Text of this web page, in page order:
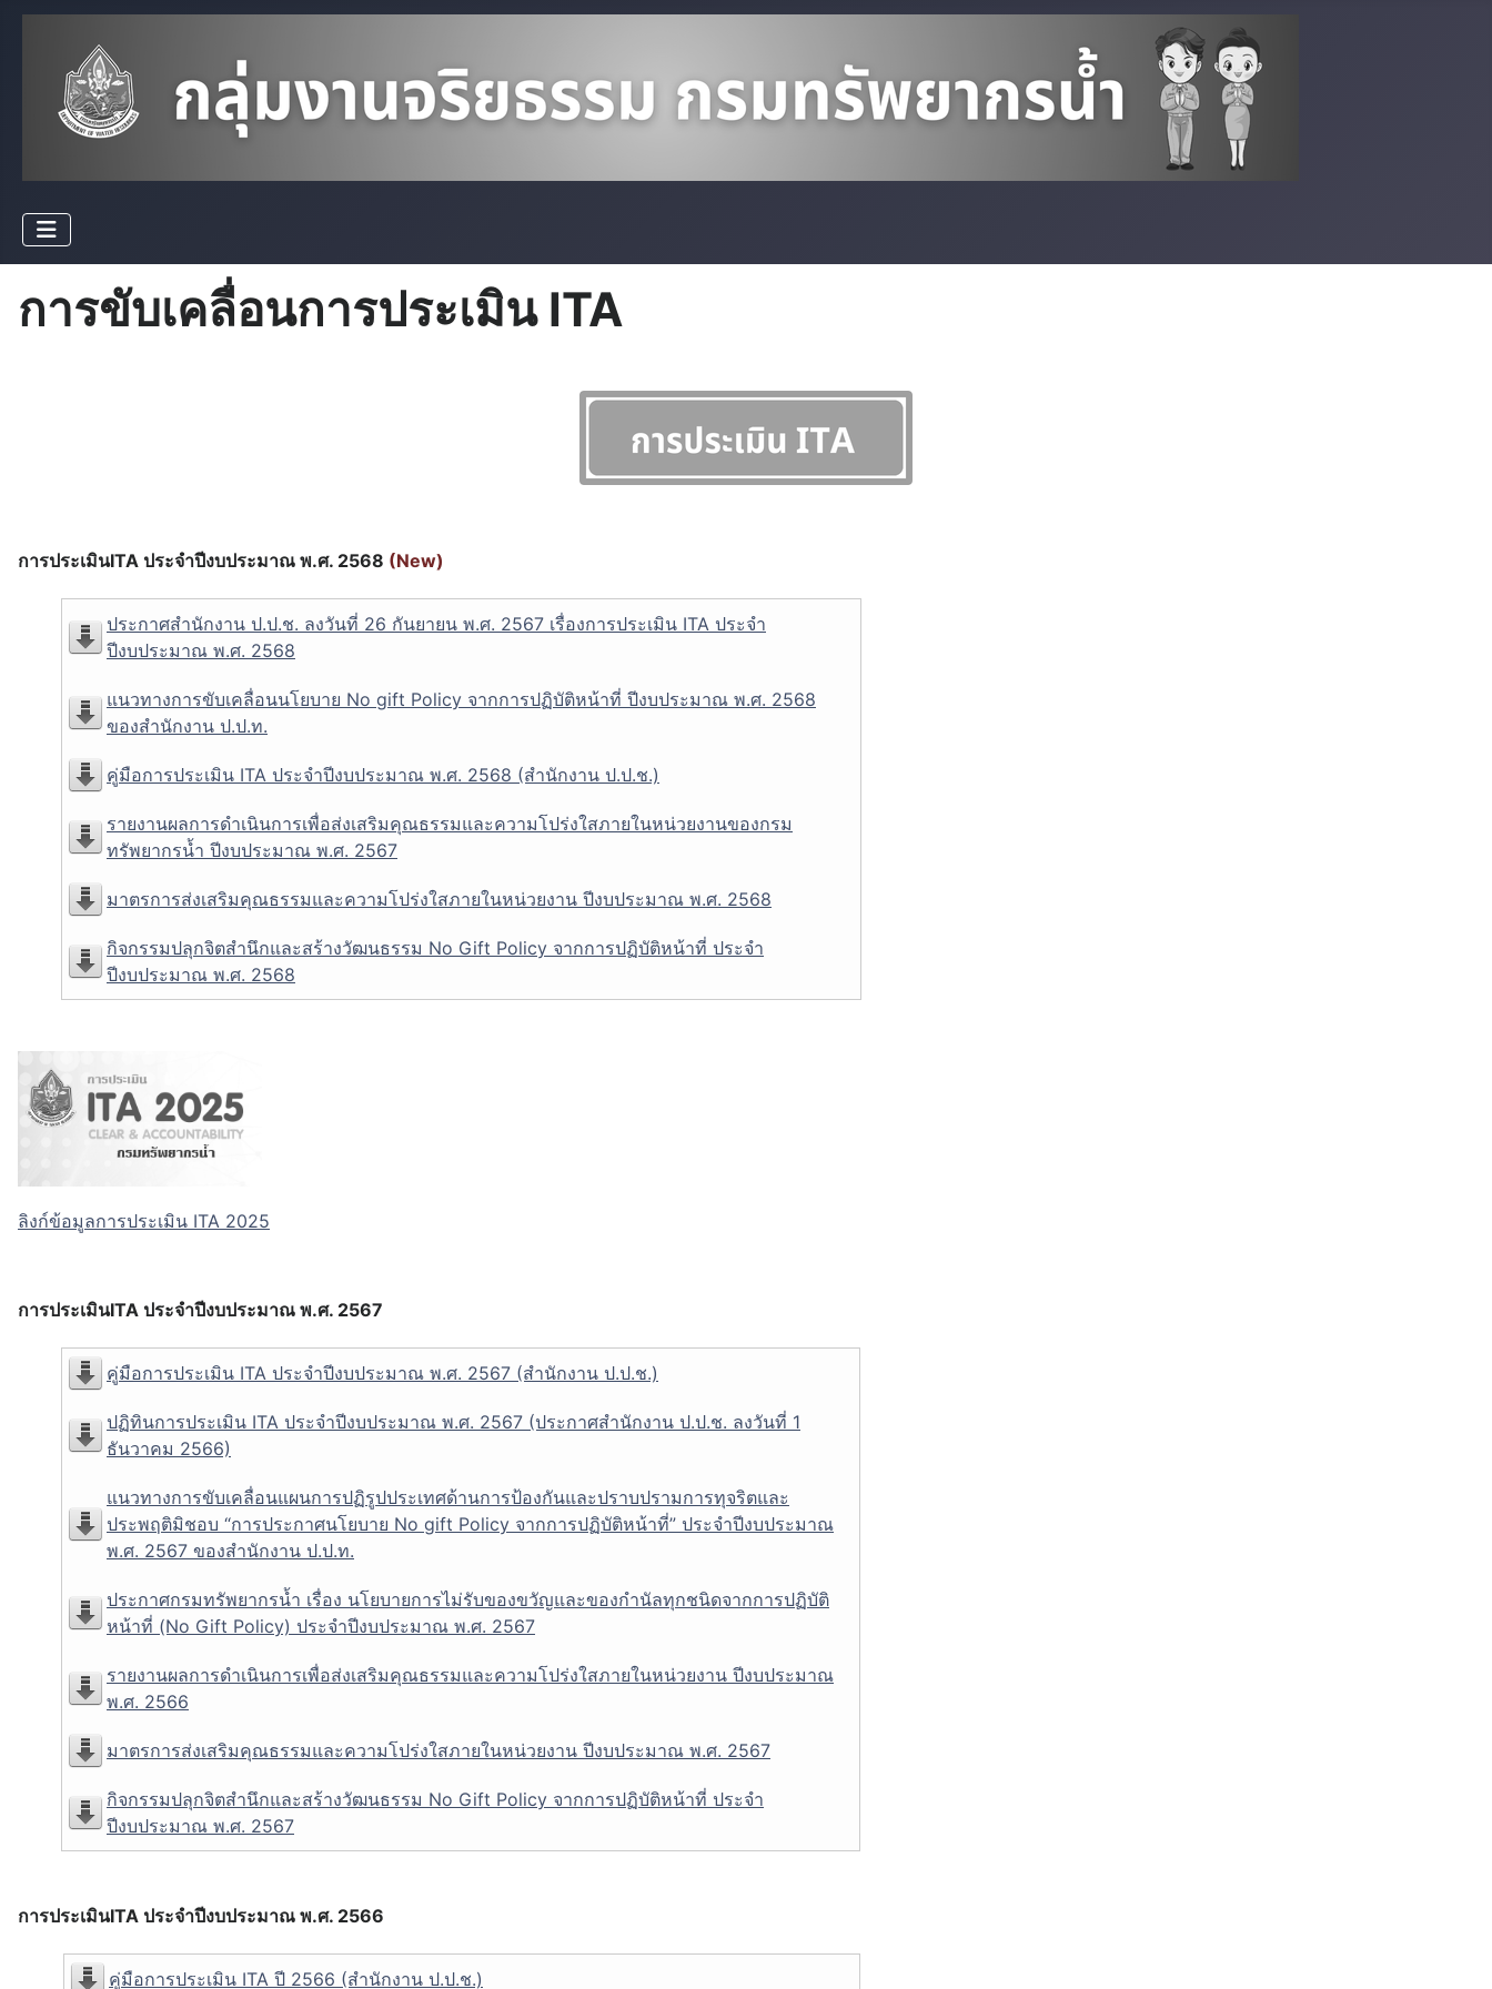
การขับเคลื่อนการประเมิน ITA
การประเมินITA ประจำปีงบประมาณ พ.ศ. 2568 (New)
ประกาศสำนักงาน ป.ป.ช. ลงวันที่ 26 กันยายน พ.ศ. 2567 เรื่องการประเมิน ITA ประจำ
ปีงบประมาณ พ.ศ. 2568
แนวทางการขับเคลื่อนนโยบาย No gift Policy จากการปฏิบัติหน้าที่ ปีงบประมาณ พ.ศ. 2568
ของสำนักงาน ป.ป.ท.
คู่มือการประเมิน ITA ประจำปีงบประมาณ พ.ศ. 2568 (สำนักงาน ป.ป.ช.)
รายงานผลการดำเนินการเพื่อส่งเสริมคุณธรรมและความโปร่งใสภายในหน่วยงานของกรม
ทรัพยากรน้ำ ปีงบประมาณ พ.ศ. 2567
มาตรการส่งเสริมคุณธรรมและความโปร่งใสภายในหน่วยงาน ปีงบประมาณ พ.ศ. 2568
กิจกรรมปลุกจิตสำนึกและสร้างวัฒนธรรม No Gift Policy จากการปฏิบัติหน้าที่ ประจำ
ปีงบประมาณ พ.ศ. 2568
ลิงก์ข้อมูลการประเมิน ITA 2025
การประเมินITA ประจำปีงบประมาณ พ.ศ. 2567
คู่มือการประเมิน ITA ประจำปีงบประมาณ พ.ศ. 2567 (สำนักงาน ป.ป.ช.)
ปฏิทินการประเมิน ITA ประจำปีงบประมาณ พ.ศ. 2567 (ประกาศสำนักงาน ป.ป.ช. ลงวันที่ 1
ธันวาคม 2566)
แนวทางการขับเคลื่อนแผนการปฏิรูปประเทศด้านการป้องกันและปราบปรามการทุจริตและ
ประพฤติมิชอบ “การประกาศนโยบาย No gift Policy จากการปฏิบัติหน้าที่” ประจำปีงบประมาณ
พ.ศ. 2567 ของสำนักงาน ป.ป.ท.
ประกาศกรมทรัพยากรน้ำ เรื่อง นโยบายการไม่รับของขวัญและของกำนัลทุกชนิดจากการปฏิบัติ
หน้าที่ (No Gift Policy) ประจำปีงบประมาณ พ.ศ. 2567
รายงานผลการดำเนินการเพื่อส่งเสริมคุณธรรมและความโปร่งใสภายในหน่วยงาน ปีงบประมาณ
พ.ศ. 2566
มาตรการส่งเสริมคุณธรรมและความโปร่งใสภายในหน่วยงาน ปีงบประมาณ พ.ศ. 2567
กิจกรรมปลุกจิตสำนึกและสร้างวัฒนธรรม No Gift Policy จากการปฏิบัติหน้าที่ ประจำ
ปีงบประมาณ พ.ศ. 2567
การประเมินITA ประจำปีงบประมาณ พ.ศ. 2566
คู่มือการประเมิน ITA ปี 2566 (สำนักงาน ป.ป.ช.)